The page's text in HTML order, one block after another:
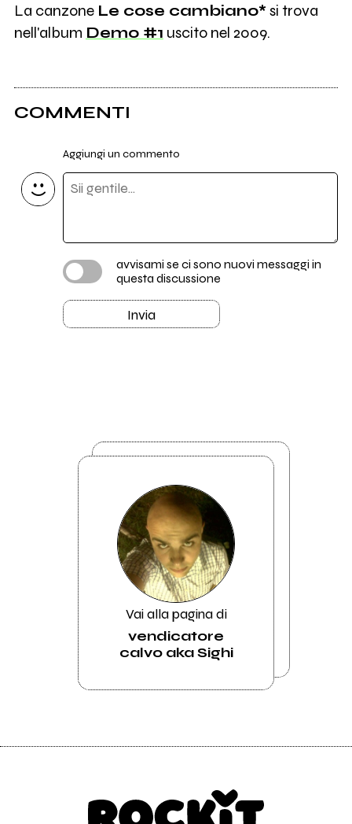
La canzone Le cose cambiano* si trova
nell'album Demo #1 uscito nel 2009.
COMMENTI
Aggiungi un commento
avvisami se ci sono nuovi messaggi in
questa discussione
Invia
Vai alla pagina di
vendicatore
calvo aka Sighi